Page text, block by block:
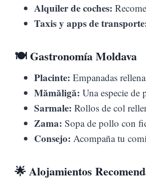
Alquiler de coches:
Taxis y apps de
🍽️Gastronomía Moldava
Placinte: Empanadas
Mămăligă: Una especie de
Sarmale: Rollos de col
Zama: Sopa de pollo con
Consejo: Acompaña tu
🌟Alojamientos